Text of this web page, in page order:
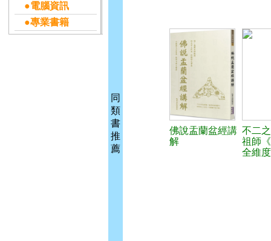
●電腦資訊
●專業書籍
同
類
書
推
薦
佛說盂蘭盆經講
解
不二
祖師
全維